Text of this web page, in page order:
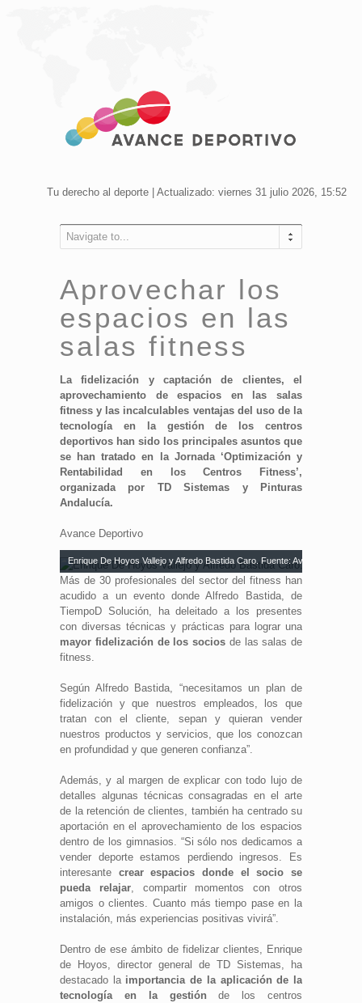
Tu derecho al deporte | Actualizado: viernes 31 julio 2026, 15:52
Navigate to...
Aprovechar los
espacios en las
salas fitness
La fidelización y captación de clientes, el
aprovechamiento de espacios en las salas
fitness y las incalculables ventajas del uso de la
tecnología en la gestión de los centros
deportivos han sido los principales asuntos que
se han tratado en la Jornada ‘Optimización y
Rentabilidad en los Centros Fitness’,
organizada por TD Sistemas y Pinturas
Andalucía.
Avance Deportivo
Enrique De Hoyos Vallejo y Alfredo Bastida Caro. Fuente: Avance Deportivo
Más de 30 profesionales del sector del fitness han
acudido a un evento donde Alfredo Bastida, de
TiempoD Solución, ha deleitado a los presentes
con diversas técnicas y prácticas para lograr una
mayor fidelización de los socios de las salas de
fitness.
Según Alfredo Bastida, “necesitamos un plan de
fidelización y que nuestros empleados, los que
tratan con el cliente, sepan y quieran vender
nuestros productos y servicios, que los conozcan
en profundidad y que generen confianza”.
Además, y al margen de explicar con todo lujo de
detalles algunas técnicas consagradas en el arte
de la retención de clientes, también ha centrado su
aportación en el aprovechamiento de los espacios
dentro de los gimnasios. “Si sólo nos dedicamos a
vender deporte estamos perdiendo ingresos. Es
interesante crear espacios donde el socio se
pueda relajar, compartir momentos con otros
amigos o clientes. Cuanto más tiempo pase en la
instalación, más experiencias positivas vivirá”.
Dentro de ese ámbito de fidelizar clientes, Enrique
de Hoyos, director general de TD Sistemas, ha
destacado la importancia de la aplicación de la
tecnología en la gestión de los centros